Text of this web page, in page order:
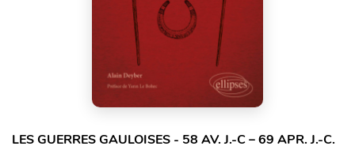
LES GUERRES GAULOISES - 58 AV. J.-C – 69 APR. J.-C.